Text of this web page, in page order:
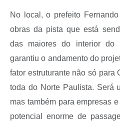
No local, o prefeito
obras da pista que está
das maiores do interior
garantiu o andamento do
fator estruturante não só para
toda do Norte Paulista. Será
mas também para empresas
potencial enorme de